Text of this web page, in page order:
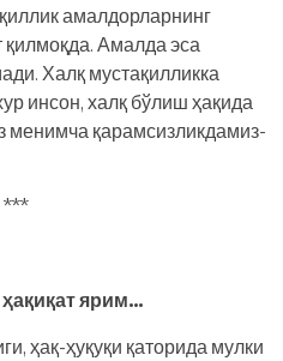
амалдорларнинг
Амалда эса
Халқ мустақилликка
инсон, халқ бўлиш ҳақида
менимча қарамсизликдамиз-
***
ярим…
ҳақ-ҳуқуқи қаторида мулки